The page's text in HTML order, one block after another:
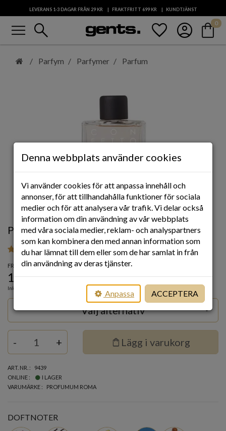
LEVERANS 1-3 DAGAR FRÅN 29 KR FRAKTFRITT 699KR KUNDTJÄNST
menu search favorite account_circle shopping_bag
0
Parfym Parfymer Parfum
PROFUMUM ROMA CONFETTO PARFUM
18
FRÅN
1 269kr
Inkl. moms
Välj alternativ keyboard_arrow_down
Quantity
- + shopping_bag Lägg i varukorg
ART. NR.
9439
ONLINE
I LAGER
VARUMÄRKE
PROFUMUM ROMA
DOFTNOTER
Denna webbplats använder cookies
Vi använder cookies för att anpassa innehåll och
annonser, för att tillhandahålla funktioner för sociala
medier och för att analysera vår trafik. Vi delar också
information om din användning av vår webbplats
med våra sociala medier, reklam- och analyspartners
som kan kombinera den med annan information som
du har lämnat till dem eller som de har samlat in från
din användning av deras tjänster.
Anpassa ACCEPTERA